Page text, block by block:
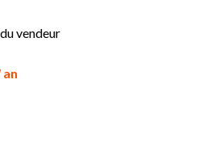
vendeur
an